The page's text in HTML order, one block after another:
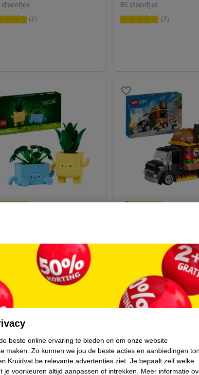
steentjes
2
85 steentjes
7
Hamburgertruck
beste online ervaring te bieden en om onze website
maken. Zo kunnen we jou de beste acties en aanbiedingen
Kruidvat.be relevante advertenties ziet. Je bepaalt zelf welke
je voorkeuren altijd aanpassen of intrekken.
Meer informatie